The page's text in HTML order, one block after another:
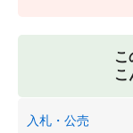
こ
こ
入札・公売